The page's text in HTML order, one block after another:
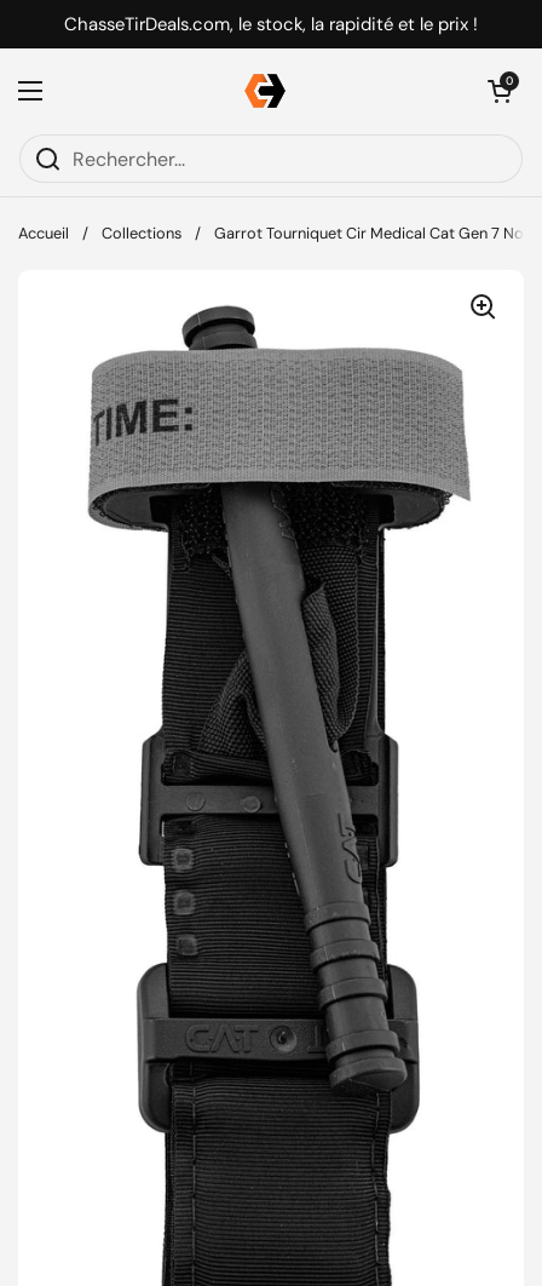
Passer au contenu
ChasseTirDeals.com, le stock, la rapidité et le prix !
Ouvrir le menu
Ouvrir le
0
Accueil / Collections / Garrot Tourniquet Cir Medical Cat Gen 7 Noir